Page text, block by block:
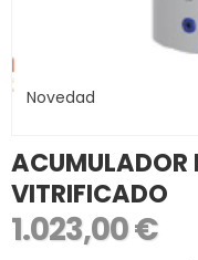
Novedad
ACUMULADOR
VITRIFICADO
1.023,00 €